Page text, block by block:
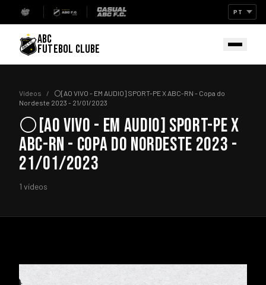
ABC
FUTEBOL CLUBE
Vídeos /
⚪[AO VIVO - EM AUDIO] SPORT-PE X ABC-RN - Copa do
Nordeste 2023 - 21/01/2023
⚪[AO VIVO - EM AUDIO] SPORT-PE X
ABC-RN - COPA DO NORDESTE 2023 -
21/01/2023
1 vídeos